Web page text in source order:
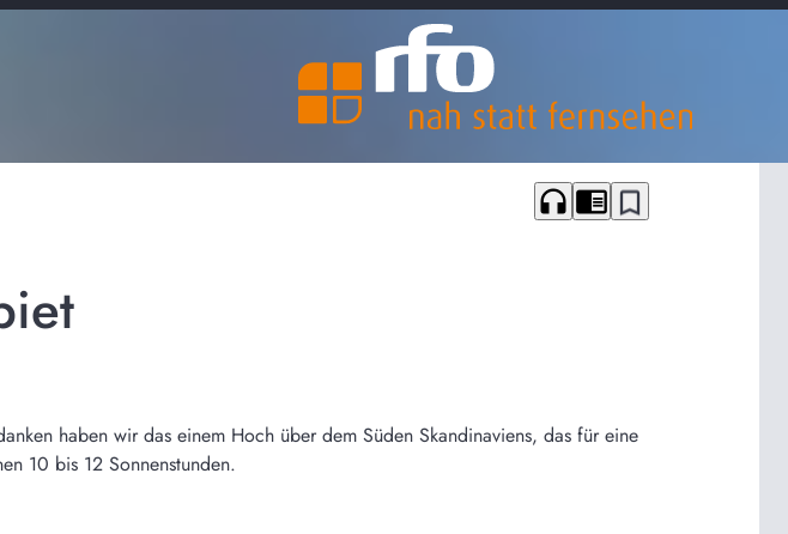
headphones chrome_reader_mode bookmark_border
haben wir das einem Hoch über dem Süden Skandinaviens, das für eine
10 bis 12 Sonnenstunden.